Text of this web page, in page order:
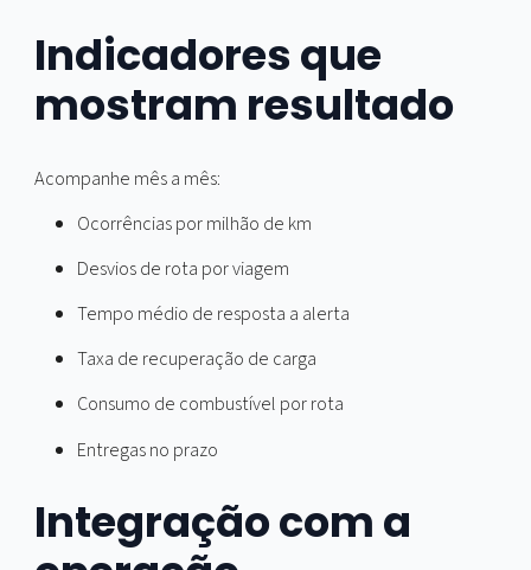
compliance
sinistro
Aderência a exigências de apólice e redução de
exposição
Relatórios padronizados para auditorias e clientes
B2B
Indicadores que
mostram resultado
Acompanhe mês a mês: